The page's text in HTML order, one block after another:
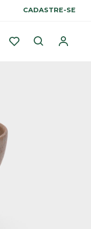
CADASTRE-SE